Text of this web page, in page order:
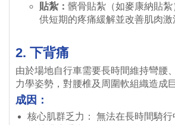
貼紮： 髕骨貼紮（如麥康納貼
供短期的疼痛緩解並改善肌肉激
2. 下背痛
由於場地自行車需要長時間維持彎腰
力學姿勢，對腰椎及周圍軟組織造成
成因：
核心肌群乏力： 無法在長時間騎